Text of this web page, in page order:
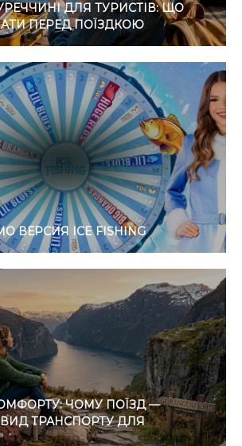
ДЛЯ ТУРИСТІВ: ЩО
ПЕРЕД ПОЇЗДКОЮ
ВЕРСИЯ ICE FISHING
ЧОМУ ПОЇЗД —
ТРАНСПОРТУ ДЛЯ